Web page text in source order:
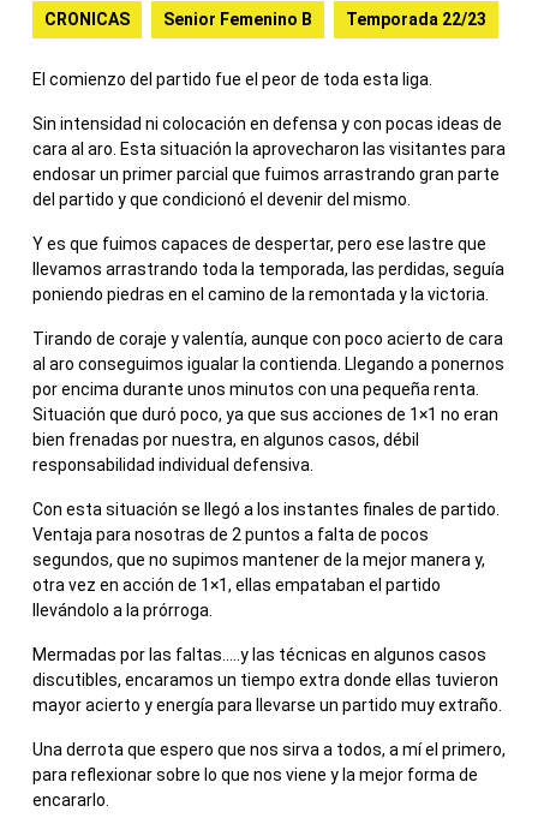
CRONICAS
Senior Femenino B Temporada 22/23
El comienzo del partido fue el peor de toda esta liga.
Sin intensidad ni colocación en defensa y con pocas ideas de
cara al aro. Esta situación la aprovecharon las visitantes para
endosar un primer parcial que fuimos arrastrando gran parte
del partido y que condicionó el devenir del mismo.
Y es que fuimos capaces de despertar, pero ese lastre que
llevamos arrastrando toda la temporada, las perdidas, seguía
poniendo piedras en el camino de la remontada y la victoria.
Tirando de coraje y valentía, aunque con poco acierto de cara
al aro conseguimos igualar la contienda. Llegando a ponernos
por encima durante unos minutos con una pequeña renta.
Situación que duró poco, ya que sus acciones de 1×1 no eran
bien frenadas por nuestra, en algunos casos, débil
responsabilidad individual defensiva.
Con esta situación se llegó a los instantes finales de partido.
Ventaja para nosotras de 2 puntos a falta de pocos
segundos, que no supimos mantener de la mejor manera y,
otra vez en acción de 1×1, ellas empataban el partido
llevándolo a la prórroga.
Mermadas por las faltas…..y las técnicas en algunos casos
discutibles, encaramos un tiempo extra donde ellas tuvieron
mayor acierto y energía para llevarse un partido muy extraño.
Una derrota que espero que nos sirva a todos, a mí el primero,
para reflexionar sobre lo que nos viene y la mejor forma de
encararlo.